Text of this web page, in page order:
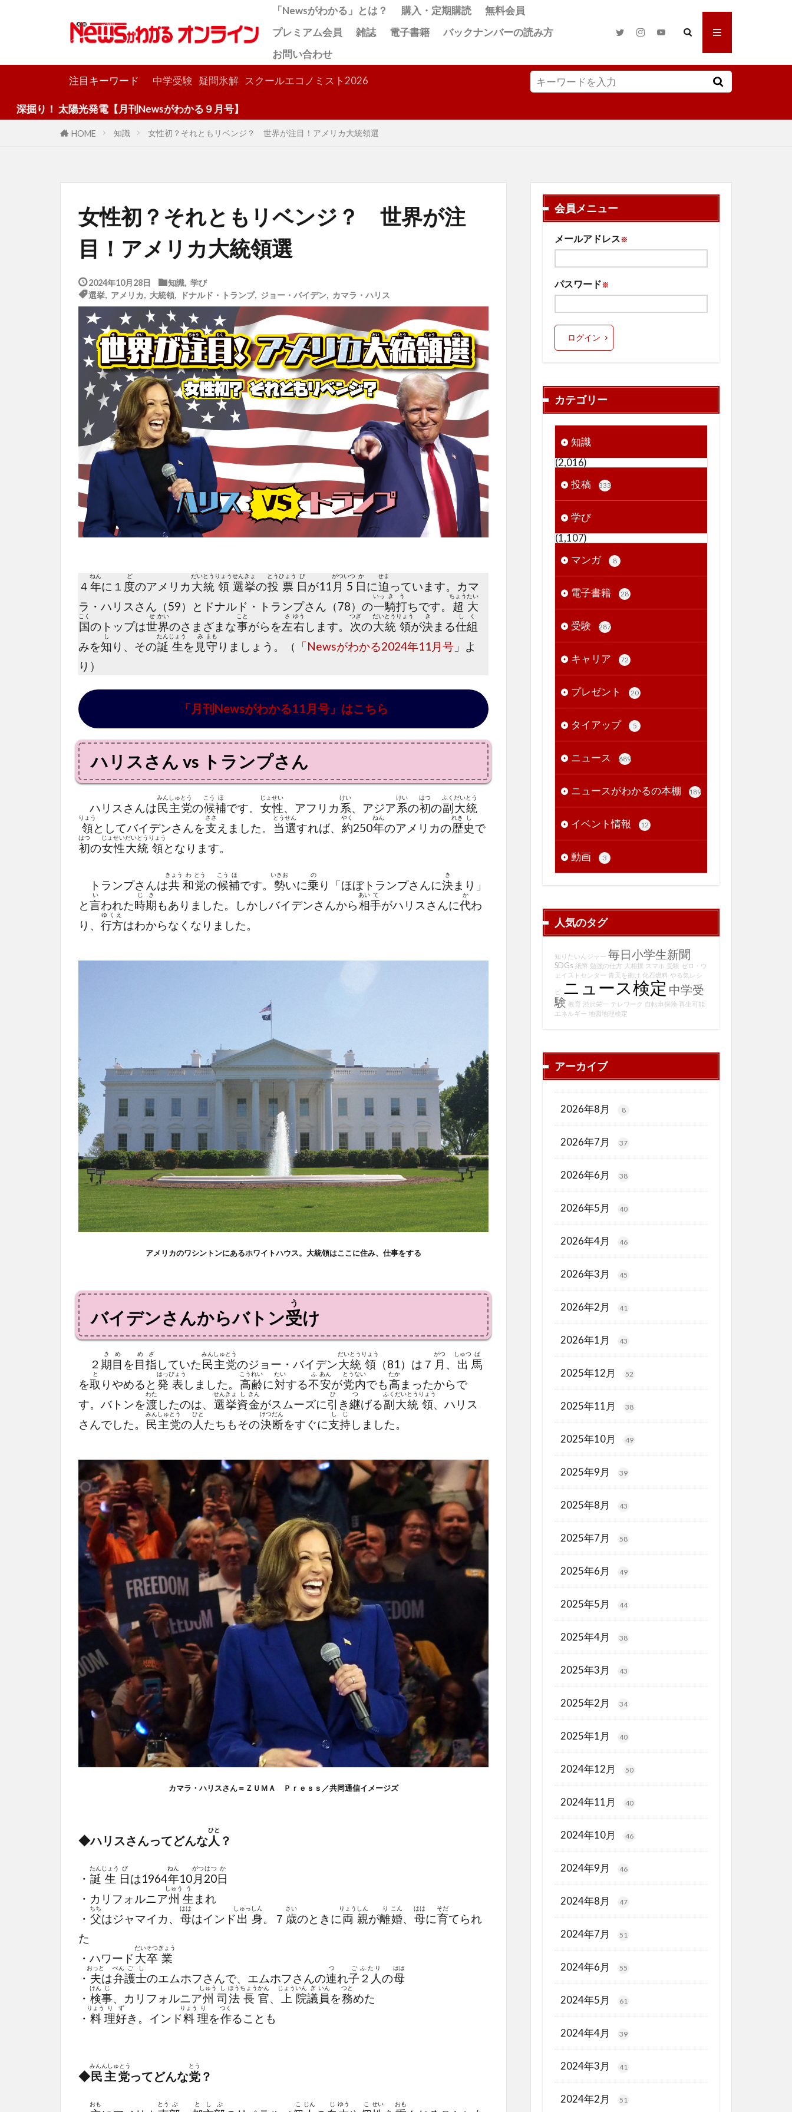
「Newsがわかる」とは？ 購入・定期購読
無料会員
プレミアム会員
雑誌 電子書籍
バックナンバーの読み方
お問い合わせ
注目キーワード 中学受験 疑問氷解 スクールエコノミスト2026
電【月刊Newsがわかる９月号】
HOME 知識 女性初？それともリベンジ？ 世界が注目！アメリカ大統領選
女性初？それともリベンジ？ 世界が注
目！アメリカ大統領選
2024年10月28日 知識
学び
選挙, アメリカ 大統領, ドナルド・トランプ, ジョー・バイデン, カマラ・ハリス
４ 年
ねん
に１ 度
ど
のアメリカ 大
だい
統
とう
領
りょう
選
せん
挙
きょ
の投
とう
票
ひょう
日
び
が11 月
がつ
5
いつ
日
か
に迫
せま
っています。カマ
ラ・ハリスさん（59）とドナルド・トランプさん（78）の一
いっ
騎
き
打
う
ちです。 超
ちょう
大
たい
国
こく
のトップは世
せ
界
かい
のさまざまな事
こと
がらを左
さ
右
ゆう
します。 次
つぎ
の大
だい
統
とう
領
りょう
が決
き
まる仕
し
組
く
みを知
し
り、その誕
たん
生
じょう
を 見
み
守
まも
りましょう。（ 「Newsがわかる2024年11月号」 よ
り）
「月刊Newsがわかる11月号」はこちら
ハリスさん vs トランプさん
ハリスさんは民
みん
主
しゅ
党
とう
の候
こう
補
ほ
です。 女
じょ
性
せい
、アフリカ 系
けい
、アジア系
けい
の初
はつ
の副
ふく
大
だい
統
とう
領
りょう
としてバイデンさんを支
ささ
えました。 当
とう
選
せん
すれば、 約
やく
250年
ねん
のアメリカの歴
れき
史
し
で
初
はつ
の女
じょ
性
せい
大
だい
統
とう
領
りょう
となります。
トランプさんは共
きょう
和
わ
党
とう
の候
こう
補
ほ
です。 勢
いきお
いに乗
の
り「ほぼトランプさんに決
き
まり」
と言
い
われた時
じ
期
き
もありました。しかしバイデンさんから相
あい
手
て
がハリスさんに代
か
わ
り、 行方
ゆくえ
はわからなくなりました。
アメリカのワシントンにあるホワイトハウス。大統領はここに住み、仕事をする
バイデンさんからバトン受
う
け
２ 期
き
目
め
を目
め
指
ざ
していた民
みん
主
しゅ
党
とう
のジョー・バイデン大
だい
統
とう
領
りょう
（81）は７ 月
がつ
出
しゅつ
馬
ば
を取
と
りやめると 発
はっ
表
ぴょう
しました。 高
こう
齢
れい
に対
たい
する不
ふ
安
あん
が党
とう
内
ない
でも高
たか
まったからで
す。バトンを渡
わた
したのは、 選
せん
挙
きょ
資
し
金
きん
がスムーズに引
ひ
き継
つ
げる副
ふく
大
だい
統
とう
領
りょう
、ハリス
さんでした。 民
みん
主
しゅ
党
とう
の 人
ひと
たちもその決
けつ
断
だん
をすぐに支
し
持
じ
しました。
カマラ・ハリスさん＝ＺＵＭＡ Ｐｒｅｓｓ／共同通信イメージズ
◆ハリスさんってどんな 人
ひと
？
・ 誕
たん
生
じょう
日
び
は1964年
ねん
10 月
がつ
20
はつ
日
か
・カリフォルニア州
しゅう
生
う
まれ
・ 父
ちち
はジャマイカ、 母
はは
はインド出
しゅっ
身
しん
。７ 歳
さい
のときに両
りょう
親
しん
が離
り
婚
こん
母
はは
に育
そだ
てられ
た
・ハワード大
だい
卒
そつ
業
ぎょう
・ 夫
おっと
は弁
べん
護
ご
士
し
のエムホフさんで、エムホフさんの連
つ
れ子
ご
２人
ふたり
の母
はは
・ 検
けん
事
じ
、カリフォルニア州
しゅう
司
し
法
ほう
長
ちょう
官
かん
上
じょう
院
いん
議
ぎ
員
いん
を務
つと
めた
・ 料
りょう
理
り
好
ず
き。インド料
りょう
理
り
を作
つく
ることも
◆民主党
みんんしゅとう
ってどんな党
とう
？
おも とう ぶ と し ぶ こ じん じ ゆう こ せい おも
会員メニュー
メールアドレス※
パスワード※
ログイン
カテゴリー
知識
(2,016)
投稿
333
学び
(1,107)
マンガ
8
電子書籍 28
受験 287
キャリア 72
プレゼント 20
タイアップ 5
ニュース 689
ニュースがわかるの本棚 189
イベント情報 12
動画 3
人気のタグ
知りたいんジャー 毎日小学生新聞
SDGs 紙幣 勉強の仕方 大相撲 スマホ 受験 ゼロ・ウ
ェイストセンター 青天を衝け 化石燃料 やる気レシ
ピ ニュース検定 中学受
験 教育 渋沢栄一 テレワーク 自転車保険 再生可能
エネルギー 地図地理検定
アーカイブ
2026年8月 8
2026年7月 37
2026年6月 38
2026年5月 40
2026年4月 46
2026年3月 45
2026年2月 41
2026年1月 43
2025年12月 52
2025年11月 38
2025年10月 49
2025年9月 39
2025年8月 43
2025年7月 58
2025年6月 49
2025年5月 44
2025年4月 38
2025年3月 43
2025年2月 34
2025年1月 40
2024年12月 50
2024年11月 40
2024年10月 46
2024年9月 46
2024年8月 47
2024年7月 51
2024年6月 55
2024年5月 61
2024年4月 39
2024年3月 41
2024年2月 51
検索